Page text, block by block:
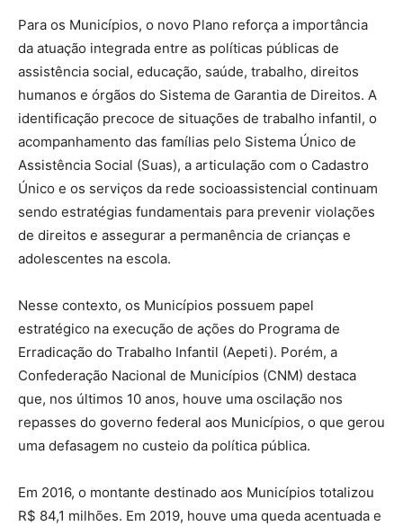
Para os Municípios, o novo Plano reforça a importância
da atuação integrada entre as políticas públicas de
assistência social, educação, saúde, trabalho, direitos
humanos e órgãos do Sistema de Garantia de Direitos. A
identificação precoce de situações de trabalho infantil, o
acompanhamento das famílias pelo Sistema Único de
Assistência Social (Suas), a articulação com o Cadastro
Único e os serviços da rede socioassistencial continuam
sendo estratégias fundamentais para prevenir violações
de direitos e assegurar a permanência de crianças e
adolescentes na escola.
Nesse contexto, os Municípios possuem papel
estratégico na execução de ações do Programa de
Erradicação do Trabalho Infantil (Aepeti). Porém, a
Confederação Nacional de Municípios (CNM) destaca
que, nos últimos 10 anos, houve uma oscilação nos
repasses do governo federal aos Municípios, o que gerou
uma defasagem no custeio da política pública.
Em 2016, o montante destinado aos Municípios totalizou
R$ 84,1 milhões. Em 2019, houve uma queda acentuada e